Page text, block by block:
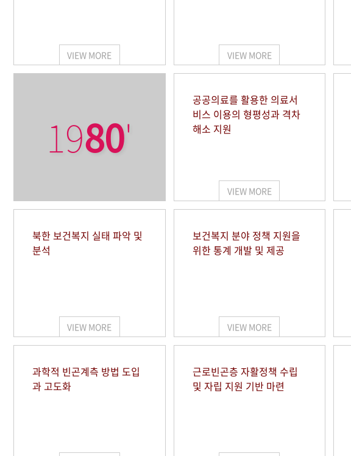
VIEW MORE VIEW MORE
1980'
공공의료를 활용한 의료서
비스 이용의 형평성과 격차
해소 지원
VIEW MORE
북한 보건복지 실태 파악 및
분석
VIEW MORE
보건복지 분야 정책 지원을
위한 통계 개발 및 제공
VIEW MORE
과학적 빈곤계측 방법 도입
과 고도화
근로빈곤층 자활정책 수립
및 자립 지원 기반 마련